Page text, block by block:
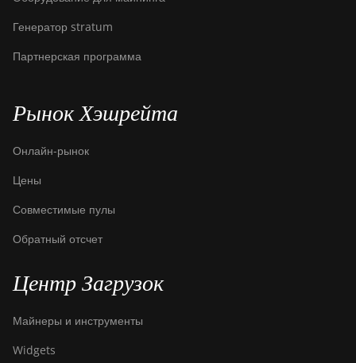
Генератор stratum
Партнерская программа
Рынок Хэшрейта
Онлайн-рынок
Цены
Совместимые пулы
Обратный отсчет
Центр Загрузок
Майнеры и инструменты
Widgets